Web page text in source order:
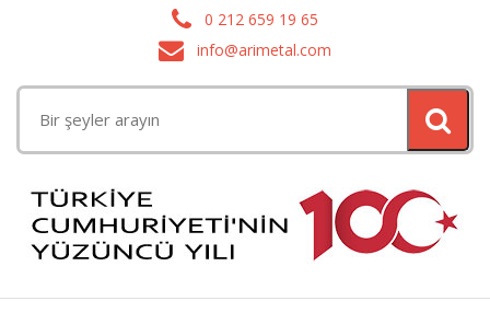
0 212 659 19 65
info@arimetal.com